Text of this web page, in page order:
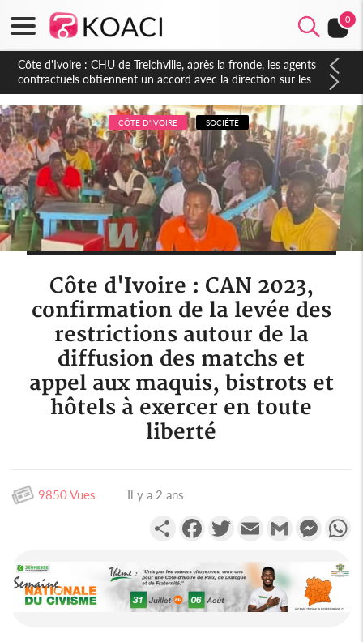
0
Côte d'Ivoire : CHU de Treichville, après la fronde, les agents
contractuels obtiennent un accord avec la direction sur les
arriérés du SMIG 2023
CÔTE D'IVOIRE SOCIÉTÉ
Côte d'Ivoire : CAN 2023,
confirmation de la levée des
restrictions autour de la
diffusion des matchs et
appel aux maquis, bistrots et
hôtels à exercer en toute
liberté
9850 Vues Il y a 2 ans
PartagerFacebookTwitterEmail Gmail